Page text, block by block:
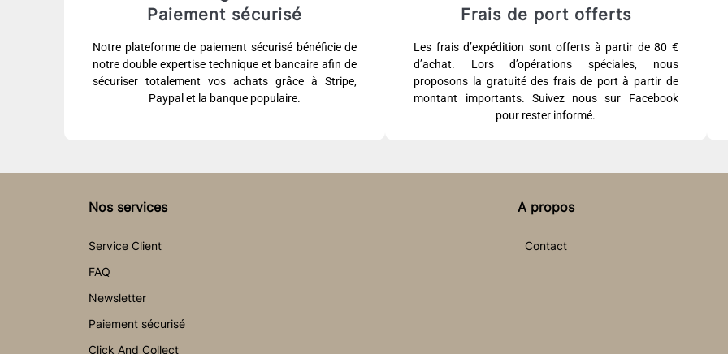
Paiement sécurisé
Notre plateforme de paiement sécurisé bénéficie de
notre double expertise technique et bancaire afin de
sécuriser totalement vos achats grâce à Stripe,
Paypal et la banque populaire.
Frais de port offerts
Les frais d’expédition sont offerts à partir de 80 €
d’achat. Lors d’opérations spéciales, nous
proposons la gratuité des frais de port à partir de
montant importants. Suivez nous sur Facebook
pour rester informé.
Nos services
Service Client
FAQ
Newsletter
Paiement sécurisé
Click And Collect
A propos
Contact